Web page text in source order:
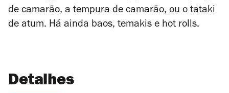
de camarão, a tempura de camarão, ou o tataki
de atum. Há ainda baos, temakis e hot rolls.
Detalhes